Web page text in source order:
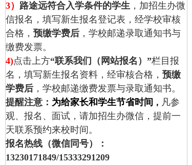
3） 路途远符合入学条件的学生，加招生办微
信报名，填写新生报名登记表，经学校审核
合格， 预缴学费后，学校邮递录取通知书与
缴费发票。
4)点击上方“联系我们（网站报名）”栏目报
名，填写新生报名资料，经审核合格， 预缴
学费后，学校邮递缴费发票与录取通知书。
提醒注意： 为给家长和学生节省时间 ， 凡参
观、报名、面试，请加招生办微信，提前一
天联系预约来校时间。
报名热线（微信同号）
：
13230171849/15333291209